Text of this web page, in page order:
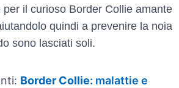
il curioso Border Collie amante
quindi a prevenire la noia
sono lasciati soli.
Border Collie: malattie e